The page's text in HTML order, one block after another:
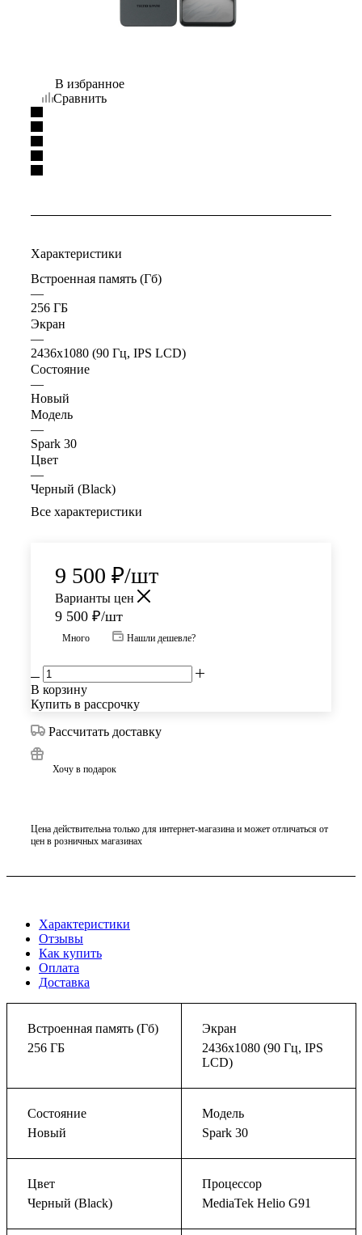
В избранное
Сравнить
Характеристики
Встроенная память (Гб)
—
256 ГБ
Экран
—
2436x1080 (90 Гц, IPS LCD)
Состояние
—
Новый
Модель
—
Spark 30
Цвет
—
Черный (Black)
Все характеристики
9 500 ₽/шт
Варианты цен
9 500 ₽/шт
Много Нашли дешевле?
В корзину
Купить в рассрочку
Рассчитать доставку
Хочу в подарок
Цена действительна только для интернет-магазина и может отличаться от
цен в розничных магазинах
Характеристики
Отзывы
Как купить
Оплата
Доставка
Встроенная память (Гб)
256 ГБ
Экран
2436x1080 (90 Гц, IPS
LCD)
Состояние
Новый
Модель
Spark 30
Цвет
Черный (Black)
Процессор
MediaTek Helio G91